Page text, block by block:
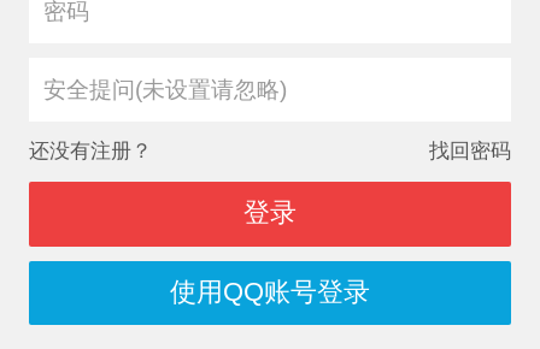
安全提问(未设置请忽略)
还没有注册？ 找回密码
登录
使用QQ账号登录